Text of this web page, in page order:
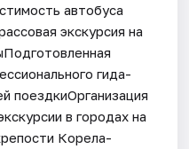
автобуса
экскурсия на
гида-
поездкиОрганизация
в городах на
Корела-